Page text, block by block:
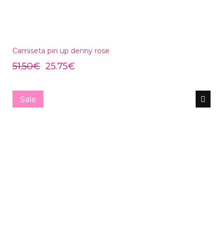
Camiseta pin up denny rose
51.50€ 25.75€
Sale